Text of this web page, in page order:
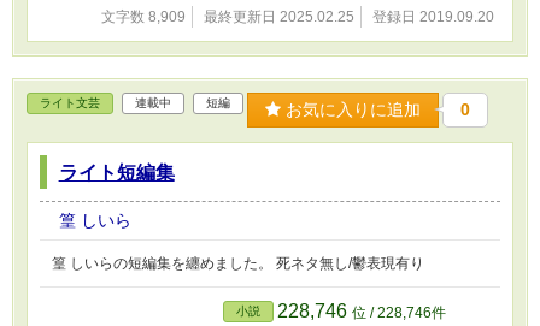
文字数 8,909 最終更新日 2025.02.25 登録日 2019.09.20
ライト文芸 連載中 短編 お気に入りに追加 0
ライト短編集
篁 しいら
篁 しいらの短編集を纏めました。 死ネタ無し/鬱表現有り
小説 228,746 位 / 228,746件